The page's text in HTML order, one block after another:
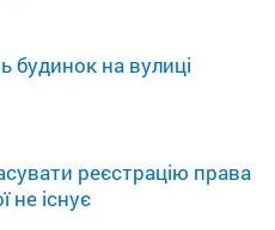
будинок на вулиці
реєстрацію права
не існує